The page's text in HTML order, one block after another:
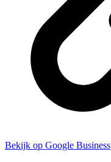
Bekijk op Google Business